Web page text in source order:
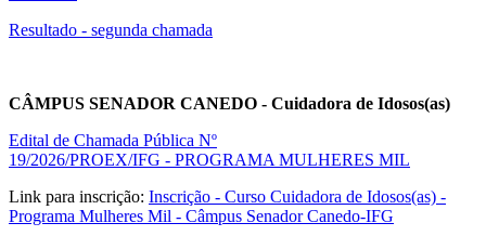
Resultado - segunda chamada
CÂMPUS SENADOR CANEDO - Cuidadora de Idosos(as)
Edital de Chamada Pública Nº
19/2026/PROEX/IFG - PROGRAMA MULHERES MIL
Link para inscrição: Inscrição - Curso Cuidadora de Idosos(as) -
Programa Mulheres Mil - Câmpus Senador Canedo-IFG